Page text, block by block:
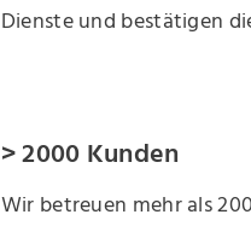
Dienste und bestätigen
> 2000 Kunden
Wir betreuen mehr als